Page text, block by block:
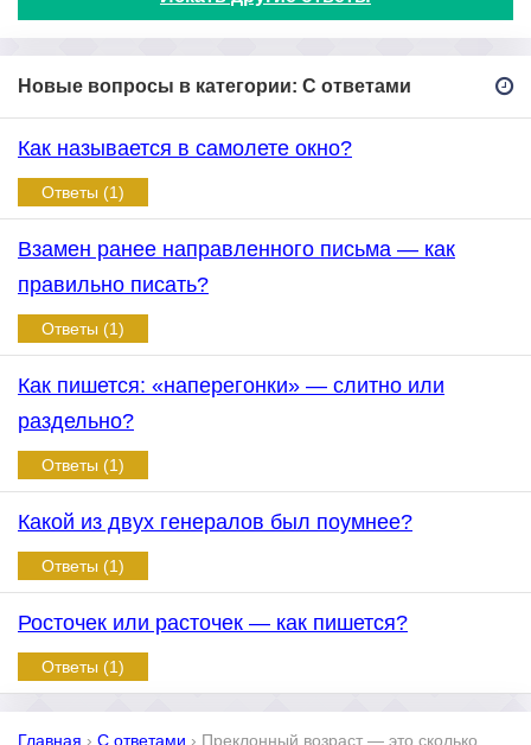
Новые вопросы в категории: С ответами
Как называется в самолете окно?
Ответы (1)
Взамен ранее направленного письма — как
правильно писать?
Ответы (1)
Как пишется: «наперегонки» — слитно или
раздельно?
Ответы (1)
Какой из двух генералов был поумнее?
Ответы (1)
Росточек или расточек — как пишется?
Ответы (1)
Главная › С ответами › Преклонный возраст — это сколько